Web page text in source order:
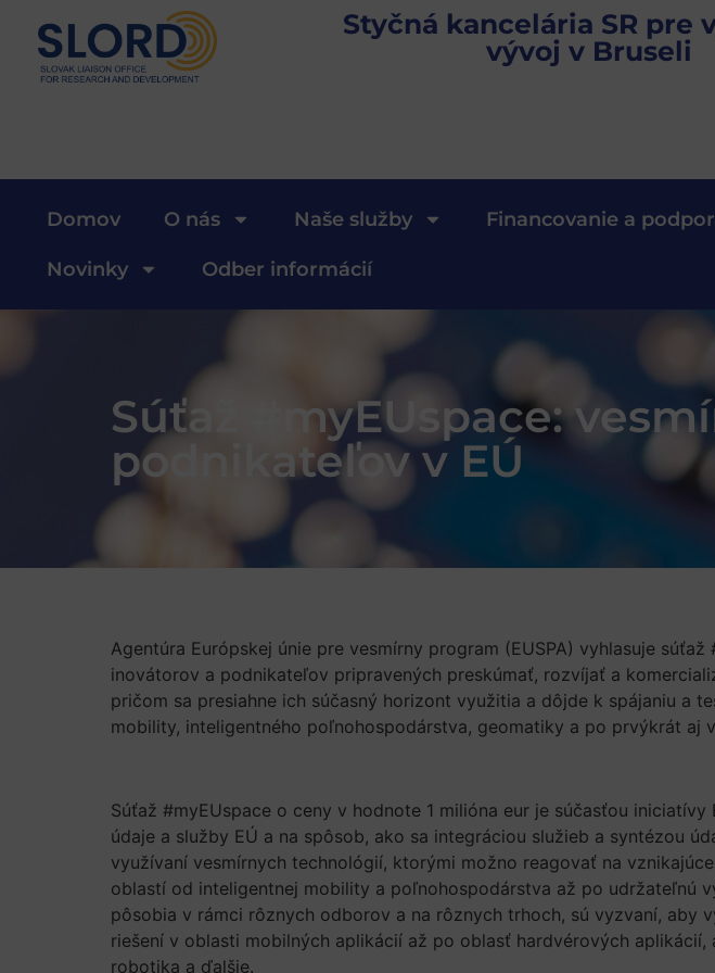
Styčná kancelária SR pre
vývoj v Bruseli
Domov O nás Naše služby Financovanie a
Novinky Odber informácií
Súťaž #myEUspace:
podnikateľov v EÚ
Agentúra Európskej únie pre vesmírny program (EUSPA) vyhlasuje
inovátorov a podnikateľov pripravených preskúmať, rozvíjať a
pričom sa presiahne ich súčasný horizont využitia a dôjde k spájaniu a
mobility, inteligentného poľnohospodárstva, geomatiky a po prvýkrát aj
Súťaž #myEUspace o ceny v hodnote 1 milióna eur je súčasťou
údaje a služby EÚ a na spôsob, ako sa integráciou služieb a syntézou
využívaní vesmírnych technológií, ktorými možno reagovať na
oblastí od inteligentnej mobility a poľnohospodárstva až po udržateľnú
pôsobia v rámci rôznych odborov a na rôznych trhoch, sú vyzvaní, aby
riešení v oblasti mobilných aplikácií až po oblasť hardvérových
robotika a ďalšie.